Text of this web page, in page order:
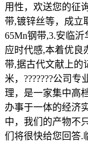
用性，欢送您的征
带,镀锌丝等，成立
65Mn钢带,3.安临
应时代感,本着优良
带,据古代文献上的
米，???????公司
理，是一家集中高
办事于一体的经济
中，我们的产物不
们将很快给您回答.